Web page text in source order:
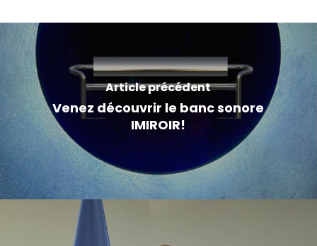
Article précédent
Venez découvrir le banc sonore
IMIROIR!